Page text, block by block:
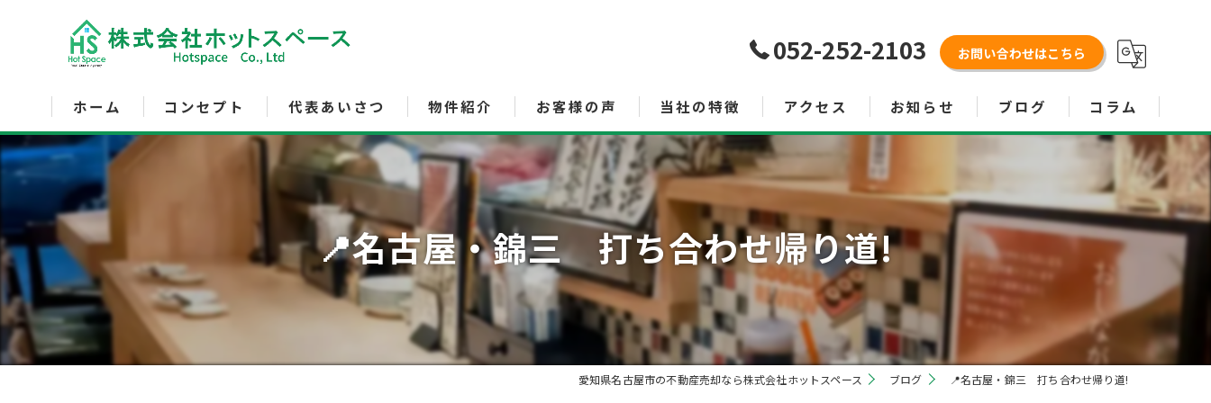
052-252-2103 お問い合わせはこちら
ホーム コンセプト 代表あいさつ 物件紹介 お客様の声 当社の特徴
売買
査定
空き家管理サービス
投資
相続
アクセス お知らせ ブログ コラム
📍名古屋・錦三 打ち合わせ帰り道!
愛知県名古屋市の不動産売却なら株式会社ホットスペース ブログ 📍名古屋・錦三 打ち合わせ帰り道!